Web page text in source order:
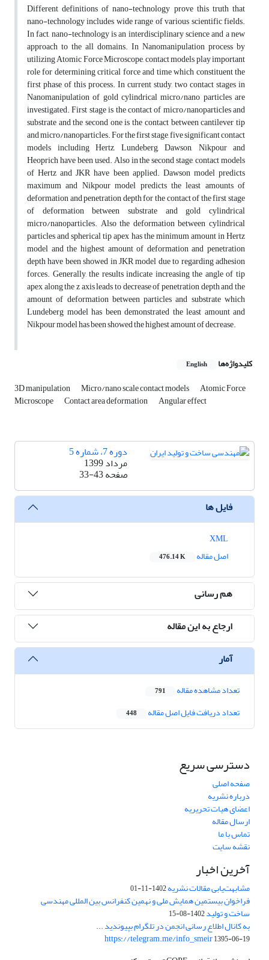
Different definitions of nano-technology prove this truth that
nano-technology includes wide range of various scientific fields.
In fact, nano-technology is an interdisciplinary science and a new
approach to the all domains. In Nanomanipulation process by
utilizing Atomic Force Microscope, contact models play important
role for determining critical force and time which constituent the
first phase of this process. In current study, two contact stages in
Nanomanipulation of gold cylindrical micro/nano particles are
investigated. First stage is the contact of micro/nanoparticles and
substrate and the second one is the contact between cantilever tip
and micro/nanoparticles. For the first stage, five significant contact
models including Hertz, Lundeberg, Dawson, Nikpour and
Heoprich have been used. Also in the second stage, contact models
of Hertz and JKR have been applied. Dawson model predicts
maximum and Nikpour model predicts the least amounts of
deformation and penetration depth for the contact of the first stage
of deformation between substrate and gold cylindrical
micro/nanoparticles. Also the deformation between cylindrical
particles and spherical tip apex has the minimum amount in Hertz
model and the highest amount of deformation and penetration
depth have been showed in JKR model due to regarding adhesion
forces. Generally, the results indicate increasing the angle of tip
apex along the z axis leads to decrease of penetration depth and the
amount of deformation between particles and substrate which
Lundeberg model has been demonstrated the least amount and
Nikpour model has been showed the highest amount of decrease.
کلیدواژه‌ها English
3D manipulation Micro/nano scale contact models Atomic Force
Microscope Contact area deformation Angular effect
دوره 7، شماره 5
مرداد 1399
صفحه33-43
فایل ها
اصل مقاله
476.14 K
هم رسانی
ارجاع به این مقاله
آمار
تعداد مشاهده مقاله 791
تعداد دریافت فایل اصل مقاله 448
دسترسی سریع
صفحه اصلی
درباره نشریه
اعضای هیات تحریریه
ارسال مقاله
تماس با ما
نقشه سایت
آخرین اخبار
مشابهت‌یابی مقالات نشریه1402-11-01
فراخوان بیستمین همایش ملی و نهمین کنفرانس بین المللی مهندسی
ساخت و تولید1402-08-15
به کانال اطلاع رسانی انجمن در تلگرام بپیوندید ...
https://telegram.me/info_smeir1395-06-19